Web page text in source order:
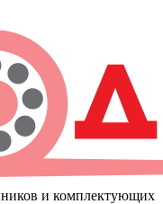
и комплектующих